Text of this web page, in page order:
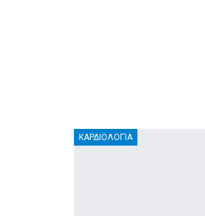
ΚΑΡΔΙΟΛΟΓΊΑ